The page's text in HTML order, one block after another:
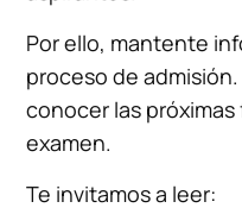
Por ello, mantente
proceso de
conocer las
examen.
Te invitamos a leer: